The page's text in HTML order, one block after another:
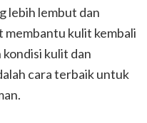
lebih lembut dan
membantu kulit kembali
kulit dan
cara terbaik untuk